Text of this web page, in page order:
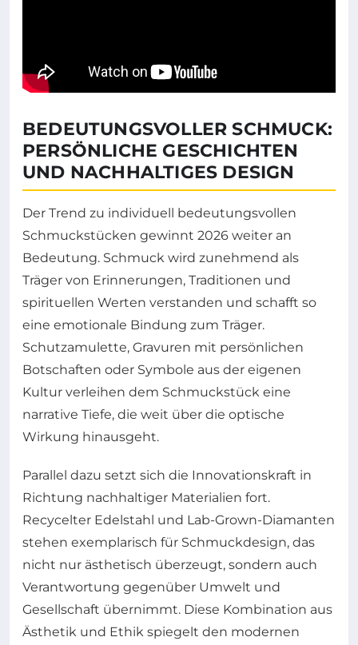
BEDEUTUNGSVOLLER SCHMUCK:
PERSÖNLICHE GESCHICHTEN
UND NACHHALTIGES DESIGN
Der Trend zu individuell bedeutungsvollen
Schmuckstücken gewinnt 2026 weiter an
Bedeutung. Schmuck wird zunehmend als
Träger von Erinnerungen, Traditionen und
spirituellen Werten verstanden und schafft so
eine emotionale Bindung zum Träger.
Schutzamulette, Gravuren mit persönlichen
Botschaften oder Symbole aus der eigenen
Kultur verleihen dem Schmuckstück eine
narrative Tiefe, die weit über die optische
Wirkung hinausgeht.
Parallel dazu setzt sich die Innovationskraft in
Richtung nachhaltiger Materialien fort.
Recycelter Edelstahl und Lab-Grown-Diamanten
stehen exemplarisch für Schmuckdesign, das
nicht nur ästhetisch überzeugt, sondern auch
Verantwortung gegenüber Umwelt und
Gesellschaft übernimmt. Diese Kombination aus
Ästhetik und Ethik spiegelt den modernen